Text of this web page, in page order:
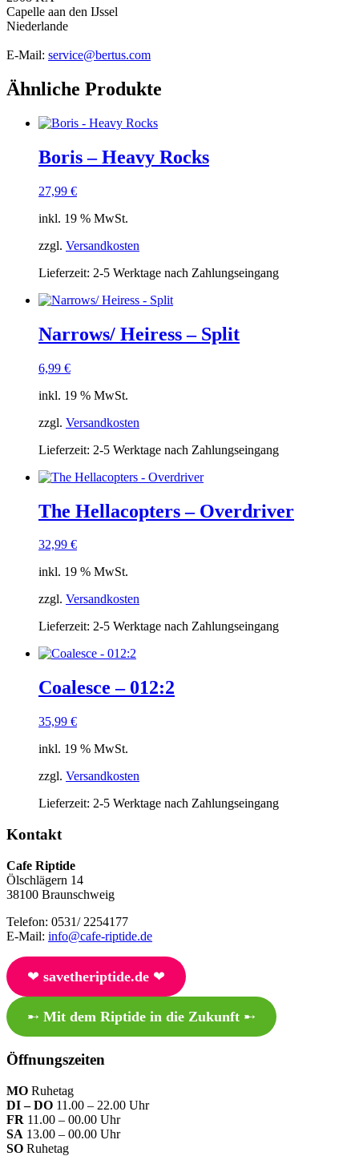
Capelle aan den IJssel
Niederlande
E-Mail: service@bertus.com
Ähnliche Produkte
Boris – Heavy Rocks
27,99 €
inkl. 19 % MwSt.
zzgl. Versandkosten
Lieferzeit: 2-5 Werktage nach Zahlungseingang
Narrows/ Heiress – Split
6,99 €
inkl. 19 % MwSt.
zzgl. Versandkosten
Lieferzeit: 2-5 Werktage nach Zahlungseingang
The Hellacopters – Overdriver
32,99 €
inkl. 19 % MwSt.
zzgl. Versandkosten
Lieferzeit: 2-5 Werktage nach Zahlungseingang
Coalesce – 012:2
35,99 €
inkl. 19 % MwSt.
zzgl. Versandkosten
Lieferzeit: 2-5 Werktage nach Zahlungseingang
Kontakt
Cafe Riptide
Ölschlägern 14
38100 Braunschweig
Telefon: 0531/ 2254177
E-Mail: info@cafe-riptide.de
❤︎ savetheriptide.de❤︎
➸ Mit dem Riptide in die Zukunft➸
Öffnungszeiten
MO Ruhetag
DI – DO 11.00 – 22.00 Uhr
FR 11.00 – 00.00 Uhr
SA 13.00 – 00.00 Uhr
SO Ruhetag